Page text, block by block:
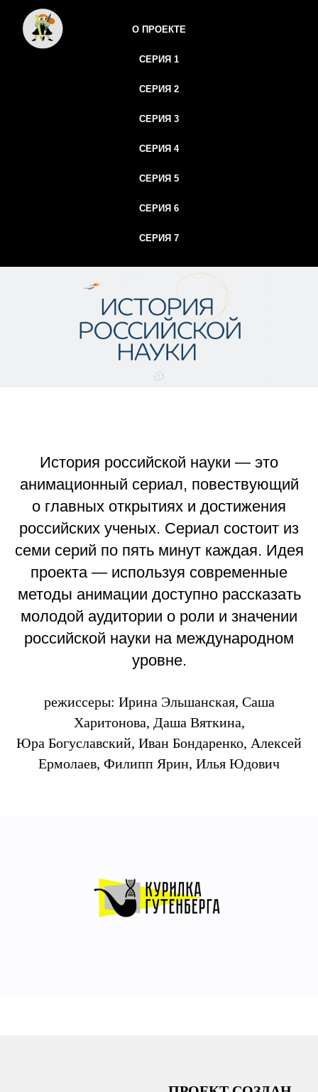
О ПРОЕКТЕ
СЕРИЯ 1
СЕРИЯ 2
СЕРИЯ 3
СЕРИЯ 4
СЕРИЯ 5
СЕРИЯ 6
СЕРИЯ 7
История российской науки — это
анимационный сериал, повествующий
о главных открытиях и достижения
российских ученых. Сериал состоит из
семи серий по пять минут каждая. Идея
проекта — используя современные
методы анимации доступно рассказать
молодой аудитории о роли и значении
российской науки на международном
уровне.
режиссеры: Ирина Эльшанская, Саша
Харитонова, Даша Вяткина,
Юра Богуславский, Иван Бондаренко, Алексей
Ермолаев, Филипп Ярин, Илья Юдович